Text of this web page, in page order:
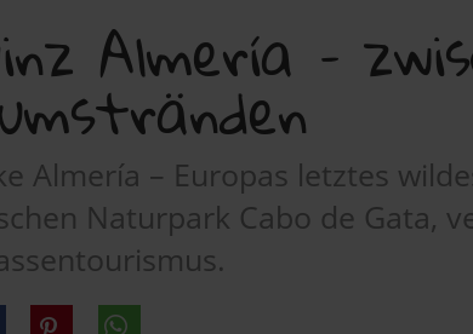
Almería –
Almería – Europas letztes
Naturpark Cabo de Gata,